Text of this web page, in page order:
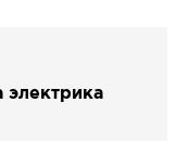
электрика